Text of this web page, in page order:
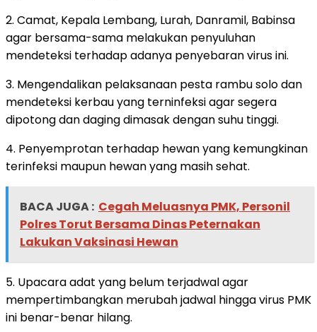
2. Camat, Kepala Lembang, Lurah, Danramil, Babinsa
agar bersama-sama melakukan penyuluhan
mendeteksi terhadap adanya penyebaran virus ini.
3. Mengendalikan pelaksanaan pesta rambu solo dan
mendeteksi kerbau yang terninfeksi agar segera
dipotong dan daging dimasak dengan suhu tinggi.
4. Penyemprotan terhadap hewan yang kemungkinan
terinfeksi maupun hewan yang masih sehat.
BACA JUGA : Cegah Meluasnya PMK, Personil
Polres Torut Bersama Dinas Peternakan
Lakukan Vaksinasi Hewan
5. Upacara adat yang belum terjadwal agar
mempertimbangkan merubah jadwal hingga virus PMK
ini benar-benar hilang.